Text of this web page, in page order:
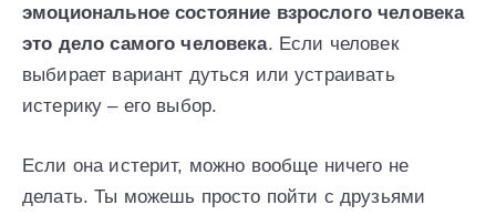
эмоциональное состояние взрослого человека
это дело самого человека. Если человек
выбирает вариант дуться или устраивать
истерику – его выбор.
Если она истерит, можно вообще ничего не
делать. Ты можешь просто пойти с друзьями